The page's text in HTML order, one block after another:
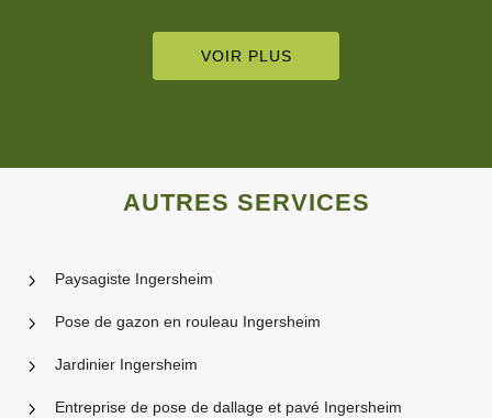
VOIR PLUS
AUTRES SERVICES
Paysagiste Ingersheim
Pose de gazon en rouleau Ingersheim
Jardinier Ingersheim
Entreprise de pose de dallage et pavé Ingersheim